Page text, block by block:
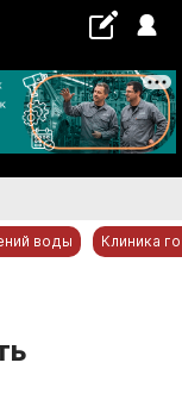
воды Клиника